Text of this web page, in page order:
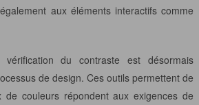
aux éléments interactifs comme
vérification du contraste est désormais
de design. Ces outils permettent de
de couleurs répondent aux exigences de